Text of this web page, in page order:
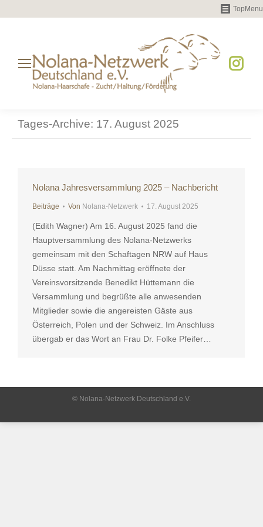
TopMenu
Tages-Archive: 17. August 2025
Nolana Jahresversammlung 2025 – Nachbericht
Beiträge Von Nolana-Netzwerk 17. August 2025
(Edith Wagner) Am 16. August 2025 fand die
Hauptversammlung des Nolana-Netzwerks
gemeinsam mit den Schaftagen NRW auf Haus
Düsse statt. Am Nachmittag eröffnete der
Vereinsvorsitzende Benedikt Hüttemann die
Versammlung und begrüßte alle anwesenden
Mitglieder sowie die angereisten Gäste aus
Österreich, Polen und der Schweiz. Im Anschluss
übergab er das Wort an Frau Dr. Folke Pfeifer…
© Nolana-Netzwerk Deutschland e.V.